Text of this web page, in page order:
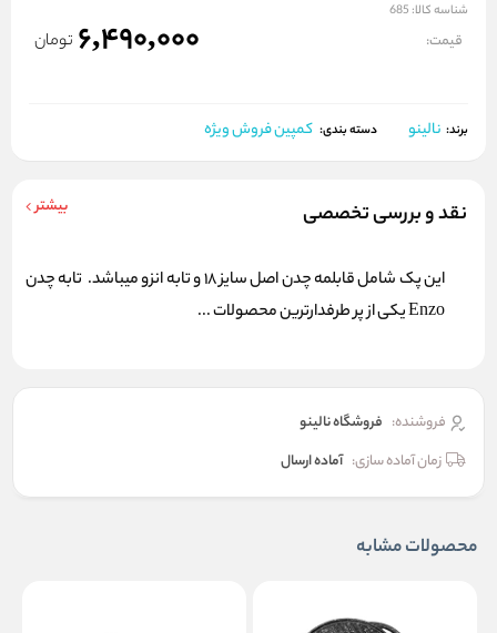
شناسه کالا: 685
قیمت: 6,490,000 تومان
برند: نالینو دسته بندی: کمپین فروش ویژه
نقد و بررسی تخصصی بیشتر
این پک شامل قابلمه چدن اصل سایز 18 و تابه انزو میباشد. تابه چدن
Enzo یکی از پر طرفدارترین محصولات ...
فروشنده: فروشگاه نالینو
زمان آماده سازی: آماده ارسال
محصولات مشابه